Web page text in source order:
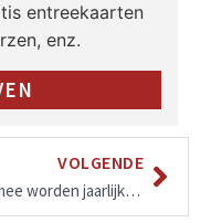
entreekaarten
enz.
VOLGENDE
Hiermee worden jaarlijks bijna zes miljoen flessen bespaard